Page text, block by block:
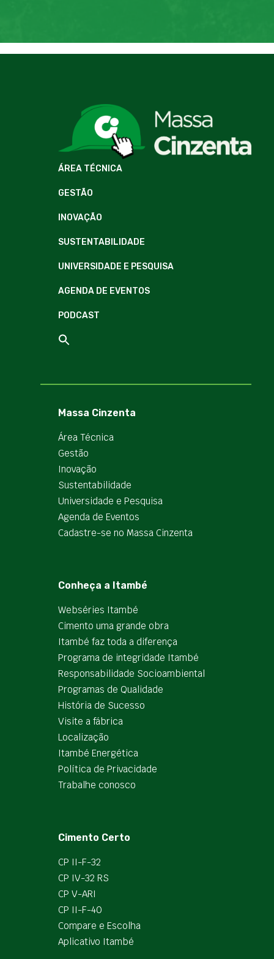
ÁREA TÉCNICA
GESTÃO
INOVAÇÃO
SUSTENTABILIDADE
UNIVERSIDADE E PESQUISA
AGENDA DE EVENTOS
PODCAST
Massa Cinzenta
Área Técnica
Gestão
Inovação
Sustentabilidade
Universidade e Pesquisa
Agenda de Eventos
Cadastre-se no Massa Cinzenta
Conheça a Itambé
Webséries Itambé
Cimento uma grande obra
Itambé faz toda a diferença
Programa de integridade Itambé
Responsabilidade Socioambiental
Programas de Qualidade
História de Sucesso
Visite a fábrica
Localização
Itambé Energética
Política de Privacidade
Trabalhe conosco
Cimento Certo
CP II-F-32
CP IV-32 RS
CP V-ARI
CP II-F-40
Compare e Escolha
Aplicativo Itambé